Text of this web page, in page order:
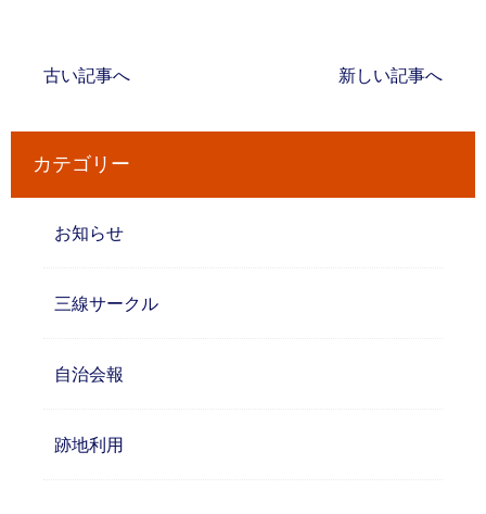
古い記事へ 新しい記事へ
カテゴリー
お知らせ
三線サークル
自治会報
跡地利用